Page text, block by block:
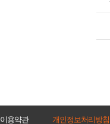
이용약관 개인정보처리방침